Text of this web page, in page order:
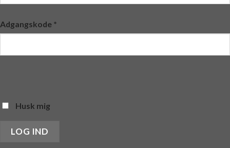
Adgangskode *
Husk mig
LOG IND